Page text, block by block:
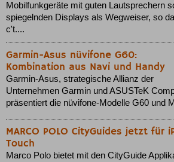
Mobilfunkgeräte mit guten Lautsprechern
spiegelnden Displays als Wegweiser, so
c't....
Garmin-Asus nüvifone G60:
Kombination aus Navi und Handy
Garmin-Asus, strategische Allianz der
Unternehmen Garmin und ASUSTeK
präsentiert die nüvifone-Modelle G60 und
MARCO POLO CityGuides jetzt für
Touch
Marco Polo bietet mit den CityGuide